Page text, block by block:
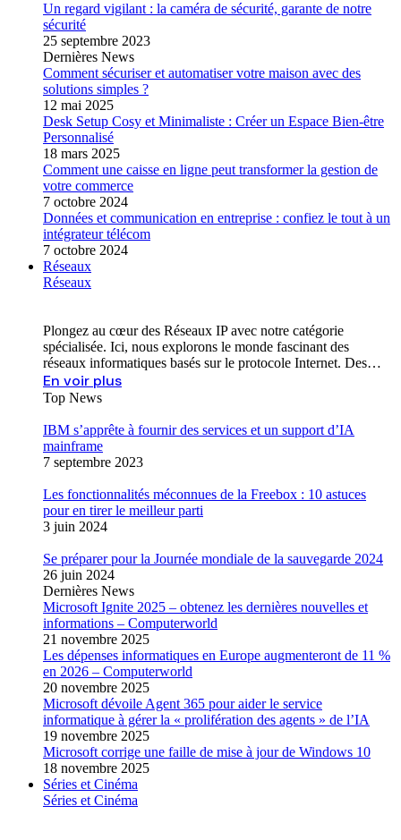
Un regard vigilant : la caméra de sécurité, garante de notre
sécurité
25 septembre 2023
Dernières News
Comment sécuriser et automatiser votre maison avec des
solutions simples ?
12 mai 2025
Desk Setup Cosy et Minimaliste : Créer un Espace Bien-être
Personnalisé
18 mars 2025
Comment une caisse en ligne peut transformer la gestion de
votre commerce
7 octobre 2024
Données et communication en entreprise : confiez le tout à un
intégrateur télécom
7 octobre 2024
Réseaux
Réseaux
Plongez au cœur des Réseaux IP avec notre catégorie
spécialisée. Ici, nous explorons le monde fascinant des
réseaux informatiques basés sur le protocole Internet. Des…
En voir plus
Top News
IBM s’apprête à fournir des services et un support d’IA
mainframe
7 septembre 2023
Les fonctionnalités méconnues de la Freebox : 10 astuces
pour en tirer le meilleur parti
3 juin 2024
Se préparer pour la Journée mondiale de la sauvegarde 2024
26 juin 2024
Dernières News
Microsoft Ignite 2025 – obtenez les dernières nouvelles et
informations – Computerworld
21 novembre 2025
Les dépenses informatiques en Europe augmenteront de 11 %
en 2026 – Computerworld
20 novembre 2025
Microsoft dévoile Agent 365 pour aider le service
informatique à gérer la « prolifération des agents » de l’IA
19 novembre 2025
Microsoft corrige une faille de mise à jour de Windows 10
18 novembre 2025
Séries et Cinéma
Séries et Cinéma